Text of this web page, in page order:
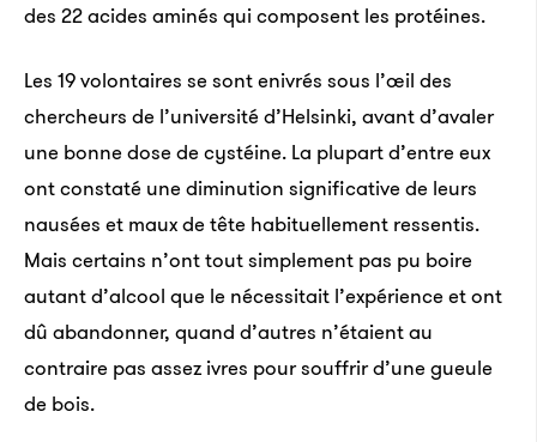
des 22 acides aminés qui composent les protéines.
Les 19 volontaires se sont enivrés sous l’œil des
chercheurs de l’université d’Helsinki, avant d’avaler
une bonne dose de cystéine. La plupart d’entre eux
ont constaté une diminution significative de leurs
nausées et maux de tête habituellement ressentis.
Mais certains n’ont tout simplement pas pu boire
autant d’alcool que le nécessitait l’expérience et ont
dû abandonner, quand d’autres n’étaient au
contraire pas assez ivres pour souffrir d’une gueule
de bois.